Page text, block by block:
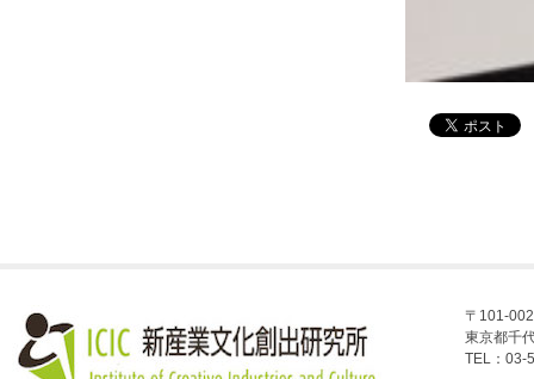
〒101-
東京都千
TEL：